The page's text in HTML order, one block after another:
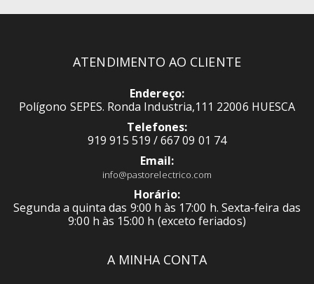
ATENDIMENTO AO CLIENTE
Endereço:
Polígono SEPES. Ronda Industria,111 22006 HUESCA
Telefones:
919 915 519 / 667 09 01 74
Email:
info@pastorelectrico.com
Horário:
Segunda a quinta das 9:00 h às 17:00 h. Sexta-feira das
9:00 h às 15:00 h (exceto feriados)
A MINHA CONTA